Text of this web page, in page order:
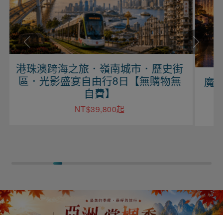
史街
物無
魔力江西、望仙望谷、婺源尋仙自由
行六日【上海進出】
NT$29,900起